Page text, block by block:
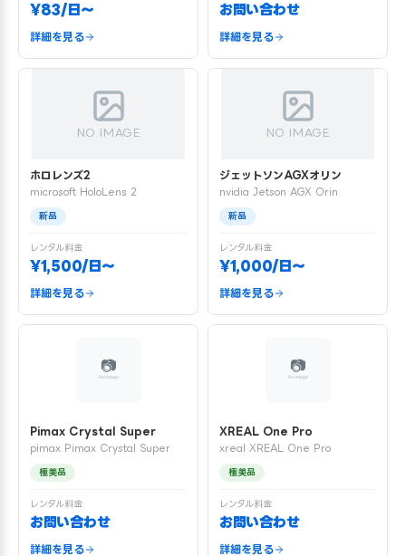
¥83/日〜
詳細を見る
お問い合わせ
詳細を見る
NO IMAGE
ホロレンズ2
microsoft HoloLens 2
新品
レンタル料金
¥1,500/日〜
詳細を見る
NO IMAGE
ジェットソンAGXオリン
nvidia Jetson AGX Orin
新品
レンタル料金
¥1,000/日〜
詳細を見る
Pimax Crystal Super
pimax Pimax Crystal Super
極美品
レンタル料金
お問い合わせ
詳細を見る
XREAL One Pro
xreal XREAL One Pro
極美品
レンタル料金
お問い合わせ
詳細を見る